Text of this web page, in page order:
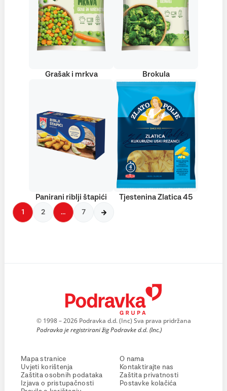
Grašak i mrkva Brokula
Panirani riblji štapići Tjestenina Zlatica 45
1 2 … 7
© 1998 – 2026 Podravka d.d. (Inc) Sva prava pridržana
Podravka je registrirani žig Podravke d.d. (Inc.)
Mapa stranice
Uvjeti korištenja
Zaštita osobnih podataka
Izjava o pristupačnosti
O nama
Kontaktirajte nas
Zaštita privatnosti
Postavke kolačića